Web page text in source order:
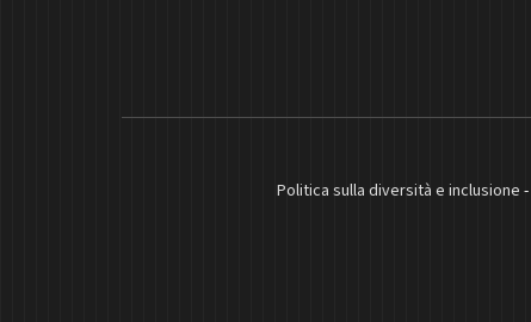
Politica sulla diversità e inclusione -